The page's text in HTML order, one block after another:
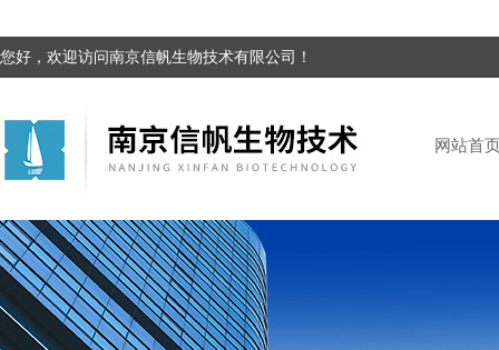
您好，欢迎访问南京信帆生物技术有限公司！
网站首